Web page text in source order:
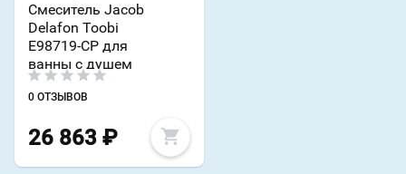
Смеситель Jacob
Delafon Toobi
E98719-CP для
ванны с душем
0 ОТЗЫВОВ
26 863 ₽